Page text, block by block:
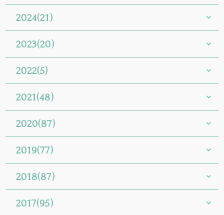
2024(21)
2023(20)
2022(5)
2021(48)
2020(87)
2019(77)
2018(87)
2017(95)